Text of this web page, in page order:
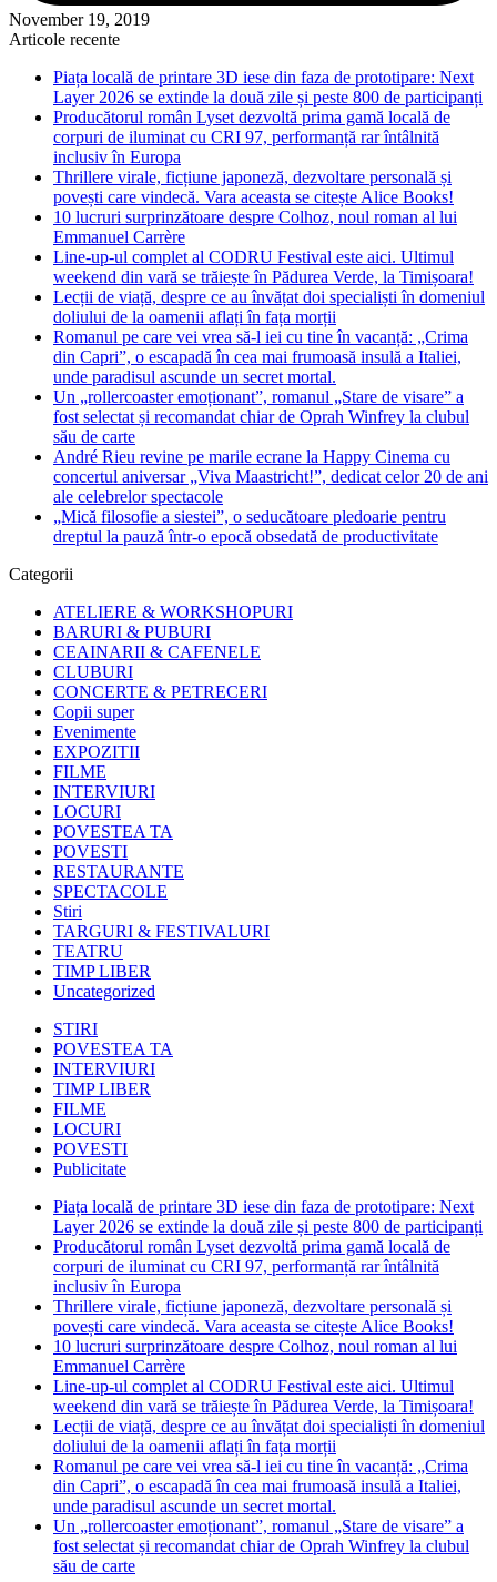
November 19, 2019
Articole recente
Piața locală de printare 3D iese din faza de prototipare: Next
Layer 2026 se extinde la două zile și peste 800 de participanți
Producătorul român Lyset dezvoltă prima gamă locală de
corpuri de iluminat cu CRI 97, performanță rar întâlnită
inclusiv în Europa
Thrillere virale, ficțiune japoneză, dezvoltare personală și
povești care vindecă. Vara aceasta se citește Alice Books!
10 lucruri surprinzătoare despre Colhoz, noul roman al lui
Emmanuel Carrère
Line-up-ul complet al CODRU Festival este aici. Ultimul
weekend din vară se trăiește în Pădurea Verde, la Timișoara!
Lecții de viață, despre ce au învățat doi specialiști în domeniul
doliului de la oamenii aflați în fața morții
Romanul pe care vei vrea să-l iei cu tine în vacanță: „Crima
din Capri”, o escapadă în cea mai frumoasă insulă a Italiei,
unde paradisul ascunde un secret mortal.
Un „rollercoaster emoționant”, romanul „Stare de visare” a
fost selectat și recomandat chiar de Oprah Winfrey la clubul
său de carte
André Rieu revine pe marile ecrane la Happy Cinema cu
concertul aniversar „Viva Maastricht!”, dedicat celor 20 de ani
ale celebrelor spectacole
„Mică filosofie a siestei”, o seducătoare pledoarie pentru
dreptul la pauză într-o epocă obsedată de productivitate
Categorii
ATELIERE & WORKSHOPURI
BARURI & PUBURI
CEAINARII & CAFENELE
CLUBURI
CONCERTE & PETRECERI
Copii super
Evenimente
EXPOZITII
FILME
INTERVIURI
LOCURI
POVESTEA TA
POVESTI
RESTAURANTE
SPECTACOLE
Stiri
TARGURI & FESTIVALURI
TEATRU
TIMP LIBER
Uncategorized
STIRI
POVESTEA TA
INTERVIURI
TIMP LIBER
FILME
LOCURI
POVESTI
Publicitate
Piața locală de printare 3D iese din faza de prototipare: Next
Layer 2026 se extinde la două zile și peste 800 de participanți
Producătorul român Lyset dezvoltă prima gamă locală de
corpuri de iluminat cu CRI 97, performanță rar întâlnită
inclusiv în Europa
Thrillere virale, ficțiune japoneză, dezvoltare personală și
povești care vindecă. Vara aceasta se citește Alice Books!
10 lucruri surprinzătoare despre Colhoz, noul roman al lui
Emmanuel Carrère
Line-up-ul complet al CODRU Festival este aici. Ultimul
weekend din vară se trăiește în Pădurea Verde, la Timișoara!
Lecții de viață, despre ce au învățat doi specialiști în domeniul
doliului de la oamenii aflați în fața morții
Romanul pe care vei vrea să-l iei cu tine în vacanță: „Crima
din Capri”, o escapadă în cea mai frumoasă insulă a Italiei,
unde paradisul ascunde un secret mortal.
Un „rollercoaster emoționant”, romanul „Stare de visare” a
fost selectat și recomandat chiar de Oprah Winfrey la clubul
său de carte